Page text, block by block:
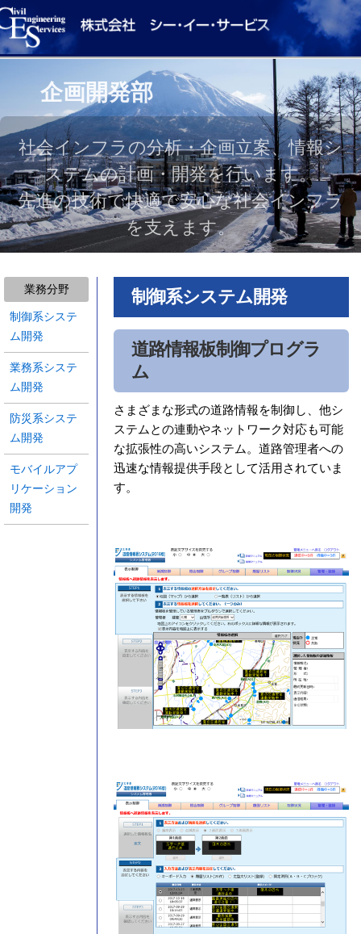
社会インフラの分析・企画立案、情報シ
ステムの計画・開発を行います。
先進の技術で快適で安心な社会インフラ
を支えます。
企画開発部
業務分野
制御系システ
ム開発
業務系システ
ム開発
防災系システ
ム開発
モバイルアプ
リケーション
開発
制御系システム開発
道路情報板制御プログラ
ム
さまざまな形式の道路情報を制御し、他シ
ステムとの連動やネットワーク対応も可能
な拡張性の高いシステム。道路管理者への
迅速な情報提供手段として活用されていま
す。